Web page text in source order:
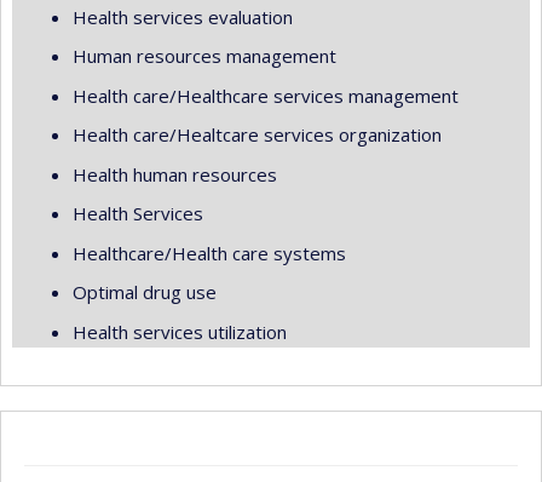
Health services evaluation
Human resources management
Health care/Healthcare services management
Health care/Healtcare services organization
Health human resources
Health Services
Healthcare/Health care systems
Optimal drug use
Health services utilization